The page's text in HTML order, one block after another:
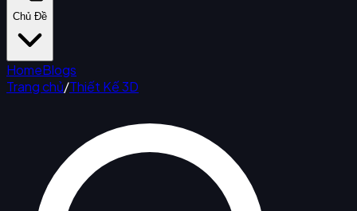
Chủ Đề
HomeBlogs
Trang chủ/Thiết Kế 3D